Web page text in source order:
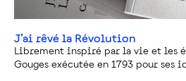
J’ai rêvé la Révolution
Librement inspiré par la vie et les
Gouges exécutée en 1793 pour ses